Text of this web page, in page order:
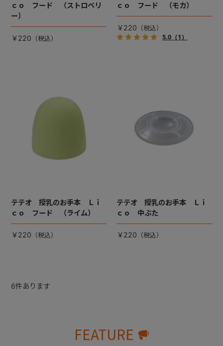
ｃｏ フード （ストロベリ
ー）
￥220
ｃｏ フード （モカ）
￥220
5.0（1）
テテオ 授乳のお手本 Ｌｉ
ｃｏ フード （ライム）
￥220
テテオ 授乳のお手本 Ｌｉ
ｃｏ 中ぶた
￥220
6件あります
FEATURE